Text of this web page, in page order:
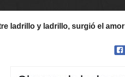
ladrillo y ladrillo, surgió el amor